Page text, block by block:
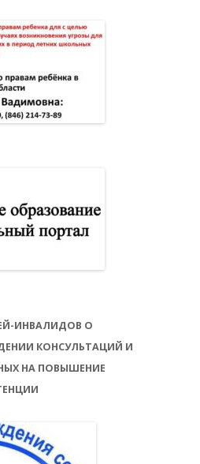
ИНВАЛИДОВ О
КОНСУЛЬТАЦИЙ И
НА ПОВЫШЕНИЕ